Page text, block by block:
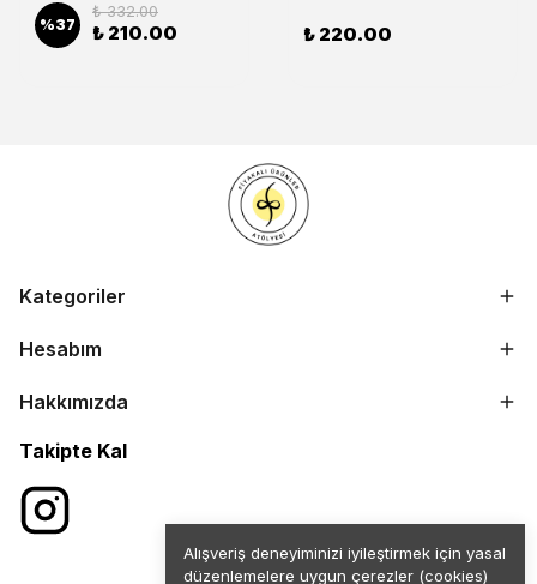
Alışveriş deneyiminizi iyileştirmek için yasal
düzenlemelere uygun çerezler (cookies)
%37
₺ 332.00
₺ 210.00 ₺ 220.00
Kategoriler
Hesabım
Hakkımızda
Takipte Kal